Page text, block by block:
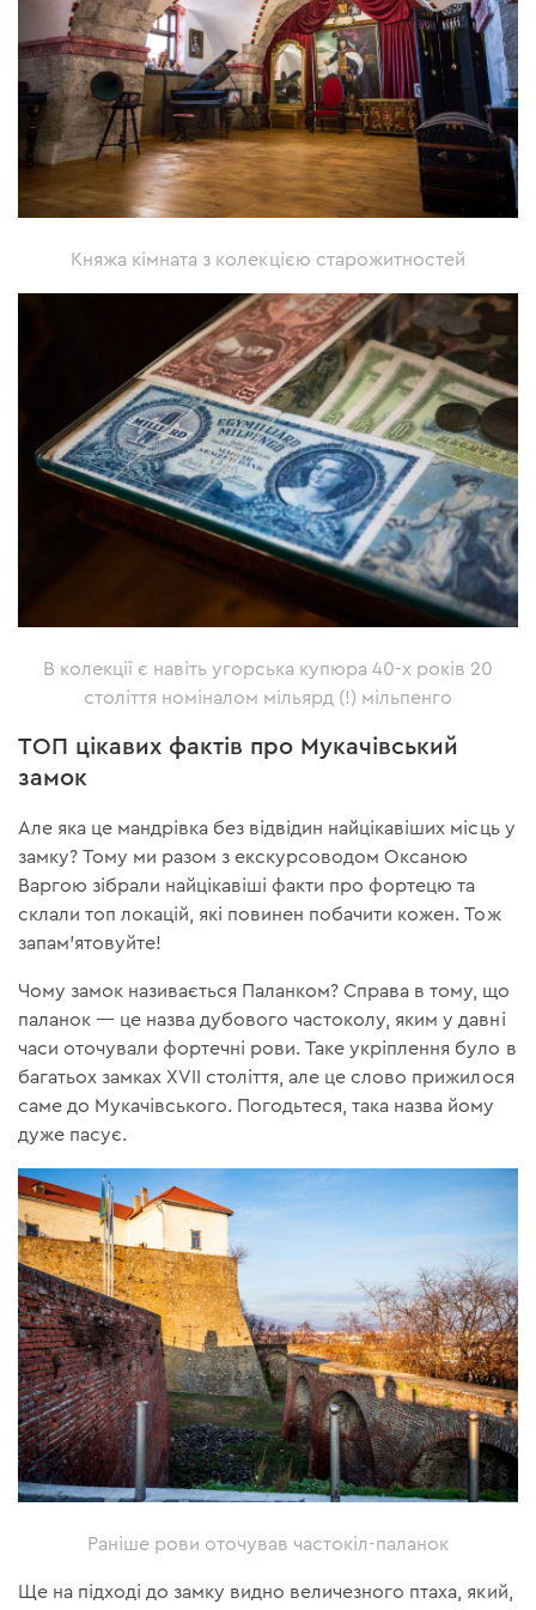
Княжа кімната з колекцією старожитностей
В колекції є навіть угорська купюра 40-х років 20
століття номіналом мільярд (!) мільпенго
ТОП цікавих фактів про Мукачівський
замок
Але яка це мандрівка без відвідин найцікавіших місць у
замку? Тому ми разом з екскурсоводом Оксаною
Варгою зібрали найцікавіші факти про фортецю та
склали топ локацій, які повинен побачити кожен. Тож
запам'ятовуйте!
Чому замок називається Паланком? Справа в тому, що
паланок — це назва дубового частоколу, яким у давні
часи оточували фортечні рови. Таке укріплення було в
багатьох замках XVII століття, але це слово прижилося
саме до Мукачівського. Погодьтеся, така назва йому
дуже пасує.
Раніше рови оточував частокіл-паланок
Ще на підході до замку видно величезного птаха, який,